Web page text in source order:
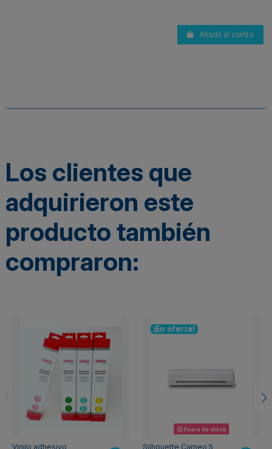
Añadir al carrito
Los clientes que
adquirieron este
producto también
compraron:
Vinilo adhesivo
¡En oferta!
Fuera de stock
Silhouette Cameo 5